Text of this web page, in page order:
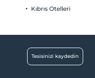
Kıbrıs Otelleri
Tesisinizi kaydedin